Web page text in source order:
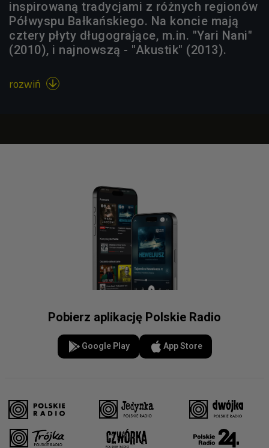
inspirowaną tradycjami z różnych regionów
Półwyspu Bałkańskiego. Na koncie mają
cztery płyty długogrające, m.in. "Yari Nani"
(2010), i najnowszą - "Akustik" (2013).
rozwiń 
Pobierz aplikację Polskie Radio
Google Play App Store